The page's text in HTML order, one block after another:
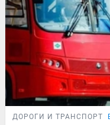
ДОРОГИ И ТРАНСПОРТ